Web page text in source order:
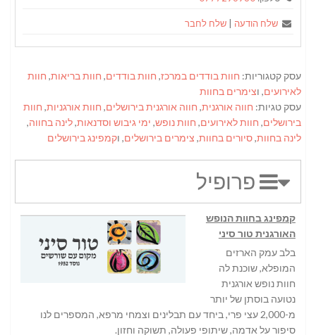
שלח הודעה שלח לחבר
עסק קטגוריות: חוות בודדים במרכז, חוות בודדים, חוות בריאות, חוות
לאירועים, וצימרים בחוות
עסק טגיות: חווה אורגנית, חווה אורגנית בירושלים, חוות אורגניות, חוות
בירושלים, חוות לאירועים, חוות נופש, ימי גיבוש וסדנאות,לינה בחווה,
לינה בחוות,סיורים בחוות, צימרים בירושלים, וקמפינג בירושלים
פרופיל
קמפינג בחוות הנופש
האורגנית טור סיני
בלב עמק הארזים
המופלא, שוכנת לה
חוות נופש אורגנית
נטועה בוסתן של יותר
מ-2,000 עצי פרי, ביחד עם תבלינים וצמחי מרפא, המספרים לנו
סיפור על אדמה, שיתופי פעולה, תשוקה וחזון.